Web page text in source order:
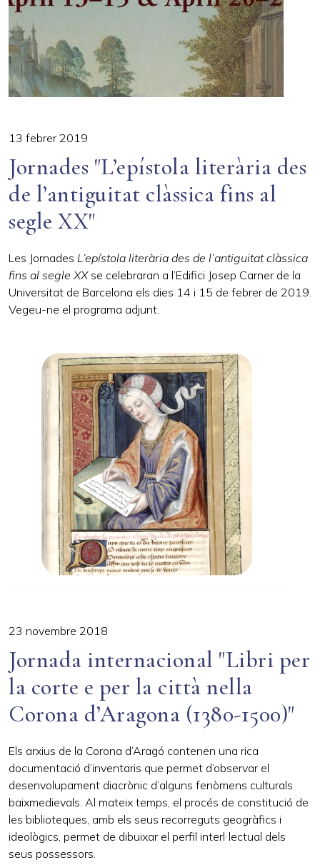
13 febrer 2019
Jornades "L’epístola literària des
de l’antiguitat clàssica fins al
segle XX"
Les Jornades L’epístola literària des de l’antiguitat clàssica
fins al segle XXse celebraran a l’Edifici Josep Carner de la
Universitat de Barcelona els dies 14 i 15 de febrer de 2019.
Vegeu-ne el programa adjunt.
23 novembre 2018
Jornada internacional "Libri per
la corte e per la città nella
Corona d’Aragona (1380-1500)"
Els arxius de la Corona d’Aragó contenen una rica
documentació d’inventaris que permet d’observar el
desenvolupament diacrònic d’alguns fenòmens culturals
baixmedievals. Al mateix temps, el procés de constitució de
les biblioteques, amb els seus recorreguts geogràfics i
ideològics, permet de dibuixar el perfil interl·lectual dels
seus possessors.